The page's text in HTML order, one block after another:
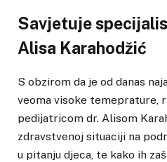
Savjetuje
Alisa Karahodžić
S obzirom da je od danas
veoma visoke temeprature,
pedijatricom dr. Alisom
zdravstvenoj situaciji na
u pitanju djeca, te kako ih